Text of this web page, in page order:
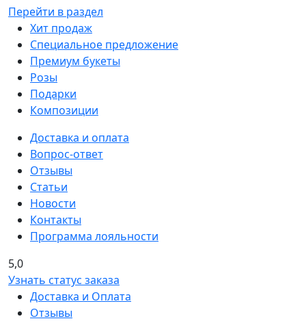
Перейти в раздел
Хит продаж
Специальное предложение
Премиум букеты
Розы
Подарки
Композиции
Доставка и оплата
Вопрос-ответ
Отзывы
Статьи
Новости
Контакты
Программа лояльности
5,0
Узнать статус заказа
Доставка и Оплата
Отзывы